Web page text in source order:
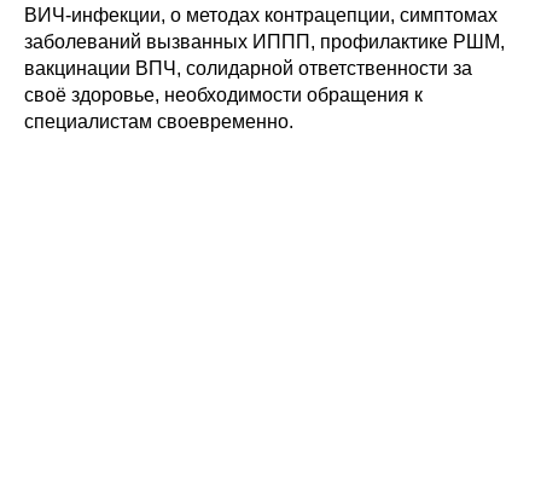
ВИЧ-инфекции, о методах контрацепции, симптомах
заболеваний вызванных ИППП, профилактике РШМ,
вакцинации ВПЧ, солидарной ответственности за
своё здоровье, необходимости обращения к
специалистам своевременно.